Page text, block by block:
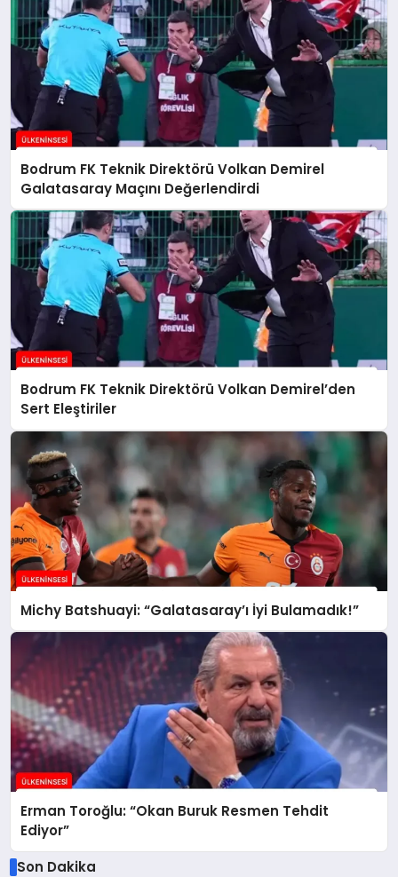
Bodrum FK Teknik Direktörü Volkan Demirel
Galatasaray Maçını Değerlendirdi
Bodrum FK Teknik Direktörü Volkan Demirel’den
Sert Eleştiriler
Michy Batshuayi: “Galatasaray’ı İyi Bulamadık!”
Erman Toroğlu: “Okan Buruk Resmen Tehdit
Ediyor”
Son Dakika